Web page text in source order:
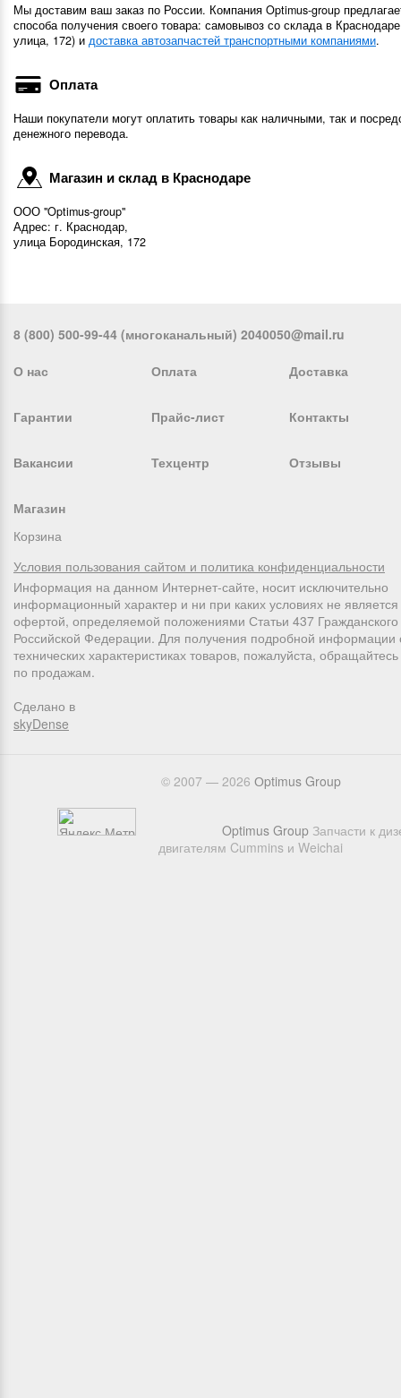
Мы доставим ваш заказ по России. Компания Optimus-group
способа получения своего товара: самовывоз со склада в
улица, 172) и доставка автозапчастей транспортными компаниями.
Оплата
Наши покупатели могут оплатить товары как наличными, так и
денежного перевода.
Магазин и склад в Краснодаре
ООО "Optimus-group"
Адрес: г. Краснодар,
улица Бородинская, 172
8 (800) 500-99-44 (многоканальный) 2040050@mail.ru
О нас Оплата Доставка
Гарантии Прайс-лист Контакты
Вакансии Техцентр Отзывы
Магазин
Корзина
Условия пользования сайтом и политика конфиденциальности
Информация на данном Интернет-сайте, носит исключительно
информационный характер и ни при каких условиях не
офертой, определяемой положениями Статьи 437 Гражданского
Российской Федерации. Для получения подробной информации
технических характеристиках товаров, пожалуйста,
по продажам.
Сделано в
skyDense
© 2007 — 2026 Оptimus Group
Optimus Group Запчасти к
двигателям Cummins и Weichai